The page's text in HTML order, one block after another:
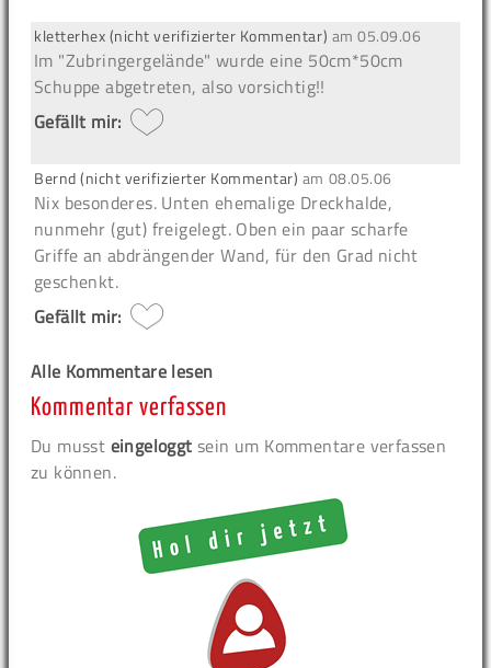
kletterhex (nicht verifizierter Kommentar) am05.09.06
Im "Zubringergelände" wurde eine 50cm*50cm
Schuppe abgetreten, also vorsichtig!!
Gefällt mir:
Bernd (nicht verifizierter Kommentar) am 08.05.06
Nix besonderes. Unten ehemalige Dreckhalde,
nunmehr (gut) freigelegt. Oben ein paar scharfe
Griffe an abdrängender Wand, für den Grad nicht
geschenkt.
Gefällt mir:
Alle Kommentare lesen
Kommentar verfassen
Du musst eingeloggt sein um Kommentare verfassen
zu können.